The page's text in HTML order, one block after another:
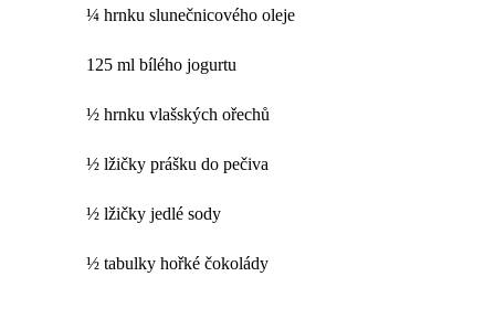
¼ hrnku slunečnicového oleje
125 ml bílého jogurtu
½ hrnku vlašských ořechů
½ lžičky prášku do pečiva
½ lžičky jedlé sody
½ tabulky hořké čokolády